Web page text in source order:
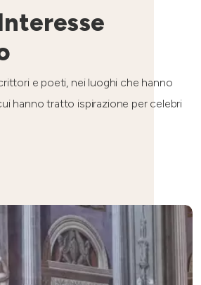
e poeti, nei luoghi che hanno
hanno tratto ispirazione per celebri